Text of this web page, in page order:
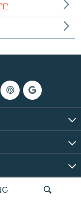
ռադիոկայան © 2026